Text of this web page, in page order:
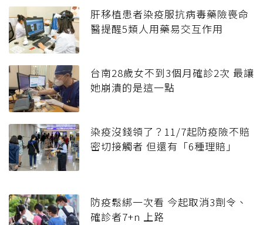
肝移植患者染疫服抗病毒藥險喪命
醫提醒5類人用藥易交互作用
台南28歲女不到3個月確診2次 最讓
她崩潰的是這一點
染疫沒錢領了？11/7起防疫險不賠
密切接觸者 但還有「6種理賠」
防疫鬆綁一次看 今起取消3劑令、
確診者7+n 上路